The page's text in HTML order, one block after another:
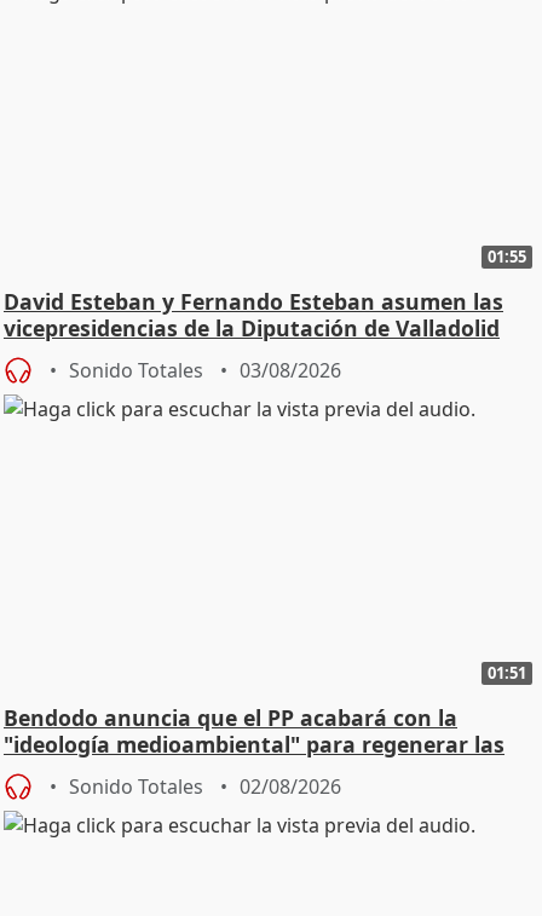
01:55
David Esteban y Fernando Esteban asumen las
vicepresidencias de la Diputación de Valladolid
Sonido Totales 03/08/2026
01:51
Bendodo anuncia que el PP acabará con la
"ideología medioambiental" para regenerar las
playas
Sonido Totales 02/08/2026